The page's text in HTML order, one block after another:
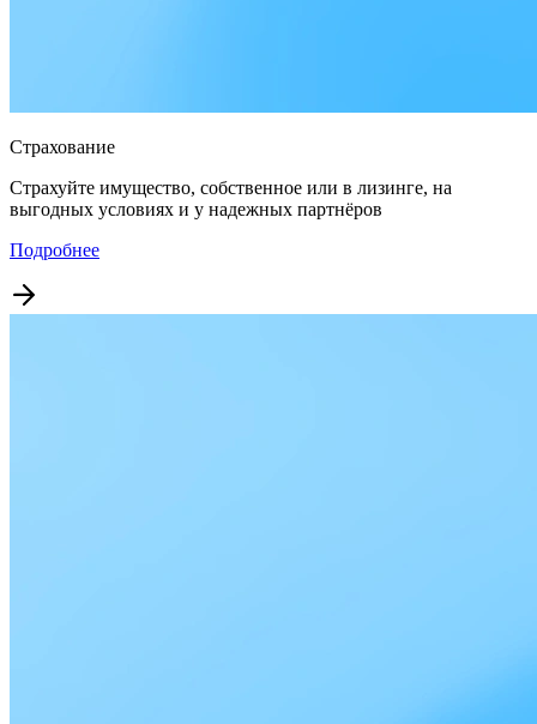
Страхование
Страхуйте имущество, собственное или в лизинге, на
выгодных условиях и у надежных партнёров
Подробнее